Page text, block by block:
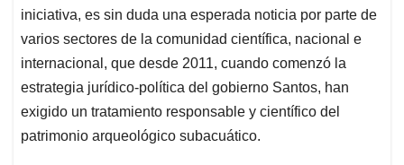
iniciativa, es sin duda una esperada noticia por parte de
varios sectores de la comunidad científica, nacional e
internacional, que desde 2011, cuando comenzó la
estrategia jurídico-política del gobierno Santos, han
exigido un tratamiento responsable y científico del
patrimonio arqueológico subacuático.